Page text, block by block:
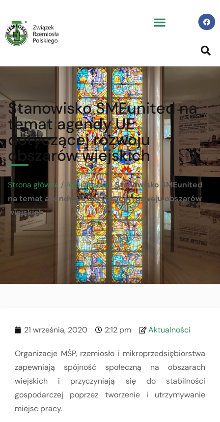
Stanowisko SMEunited na
temat agendy UE
dotyczącej rozwoju
obszarów wiejskich
Strona główna /Aktualności /Stanowisko SMEunited
na temat agendy UE dotyczącej rozwoju obszarów
wiejskich
21 września, 2020 2:12 pm Aktualności
Organizacje MŚP, rzemiosło i mikroprzedsiębiorstwa
zapewniają spójność społeczną na obszarach
wiejskich i przyczyniają się do stabilności
gospodarczej poprzez tworzenie i utrzymywanie
miejsc pracy.